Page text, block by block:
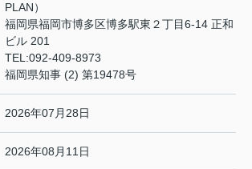
PLAN）
福岡県福岡市博多区博多駅東２丁目6-14 正和
ビル 201
TEL:092-409-8973
福岡県知事 (2) 第19478号
2026年07月28日
2026年08月11日